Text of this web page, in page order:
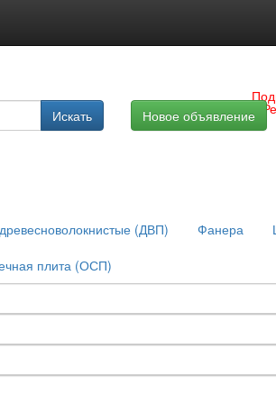
Искать Новое объявление
(ДВП) Фанера
плита (ОСП)